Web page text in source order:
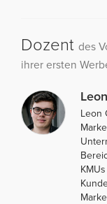
Dozent des
ihrer ersten
Leon